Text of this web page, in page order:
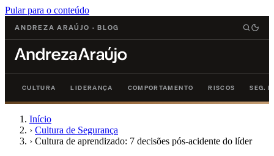
Pular para o conteúdo
ANDREZA ARAÚJO · BLOG
CULTURA LIDERANÇA COMPORTAMENTO RISCOS SEG.
Início
› Cultura de Segurança
› Cultura de aprendizado: 7 decisões pós-acidente do líder